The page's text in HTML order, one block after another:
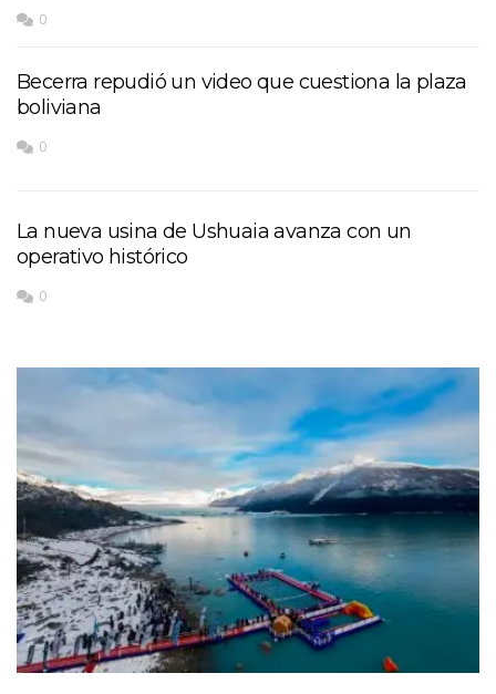
0
Becerra repudió un video que cuestiona la plaza
boliviana
0
La nueva usina de Ushuaia avanza con un
operativo histórico
0